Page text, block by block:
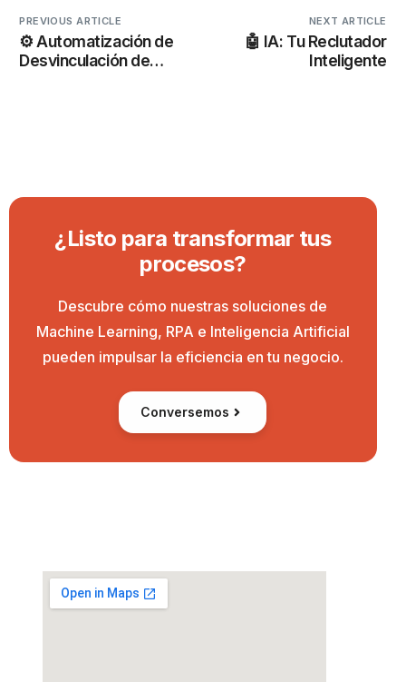
PREVIOUS ARTICLE
⚙️ Automatización de
Desvinculación de
NEXT ARTICLE
🤖 IA: Tu Reclutador
Inteligente
¿ Listo para transformar tus
procesos?
Descubre cómo nuestras soluciones de
Machine Learning, RPA e Inteligencia Artificial
pueden impulsar la eficiencia en tu negocio.
Conversemos